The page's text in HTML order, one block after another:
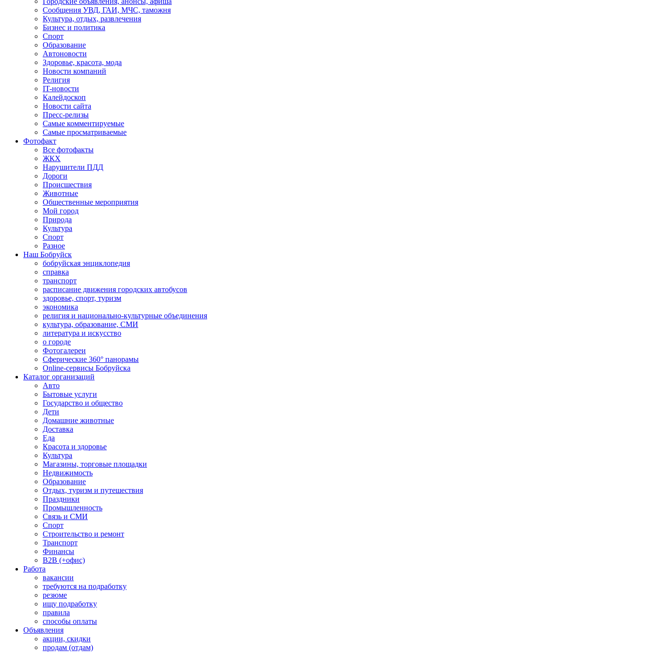
Сообщения УВД, ГАИ, МЧС, таможня
Культура, отдых, развлечения
Бизнес и политика
Спорт
Образование
Автоновости
Здоровье, красота, мода
Новости компаний
Религия
IT-новости
Калейдоскоп
Новости сайта
Пресс-релизы
Самые комментируемые
Самые просматриваемые
Фотофакт
Все фотофакты
ЖКХ
Нарушители ПДД
Дороги
Происшествия
Животные
Общественные мероприятия
Мой город
Природа
Культура
Спорт
Разное
Наш Бобруйск
бобруйская энциклопедия
справка
транспорт
расписание движения городских автобусов
здоровье, спорт, туризм
экономика
религия и национально-культурные объединения
культура, образование, СМИ
литература и искусство
о городе
Фотогалереи
Сферические 360° панорамы
Online-сервисы Бобруйска
Каталог организаций
Авто
Бытовые услуги
Государство и общество
Дети
Домашние животные
Доставка
Еда
Красота и здоровье
Культура
Магазины, торговые площадки
Недвижимость
Образование
Отдых, туризм и путешествия
Праздники
Промышленность
Связь и СМИ
Спорт
Строительство и ремонт
Транспорт
Финансы
B2B (+офис)
Работа
вакансии
требуются на подработку
резюме
ищу подработку
правила
способы оплаты
Объявления
акции, скидки
продам (отдам)